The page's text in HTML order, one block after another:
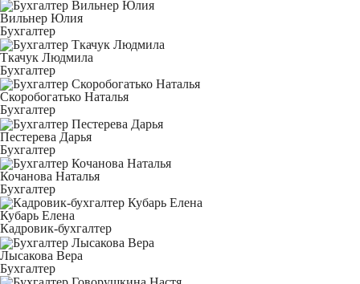
Вильнер Юлия
Бухгалтер
Ткачук Людмила
Бухгалтер
Скоробогатько Наталья
Бухгалтер
Пестерева Дарья
Бухгалтер
Кочанова Наталья
Бухгалтер
Кубарь Елена
Кадровик-бухгалтер
Лысакова Вера
Бухгалтер